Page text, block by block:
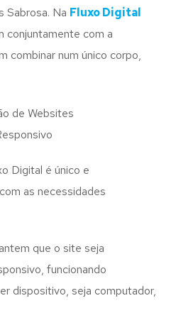
Sabrosa. Na Fluxo Digital
conjuntamente com a
combinar num único corpo,
Digital é único e
as necessidades
que o site seja
funcionando
dispositivo, seja computador,